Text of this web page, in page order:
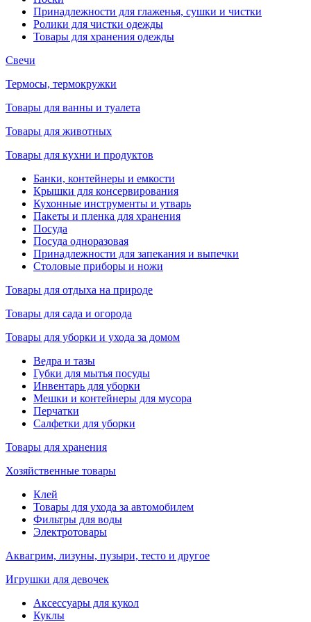
Принадлежности для глаженья, сушки и чистки
Ролики для чистки одежды
Товары для хранения одежды
Свечи
Термосы, термокружки
Товары для ванны и туалета
Товары для животных
Товары для кухни и продуктов
Банки, контейнеры и емкости
Крышки для консервирования
Кухонные инструменты и утварь
Пакеты и пленка для хранения
Посуда
Посуда одноразовая
Принадлежности для запекания и выпечки
Столовые приборы и ножи
Товары для отдыха на природе
Товары для сада и огорода
Товары для уборки и ухода за домом
Ведра и тазы
Губки для мытья посуды
Инвентарь для уборки
Мешки и контейнеры для мусора
Перчатки
Салфетки для уборки
Товары для хранения
Хозяйственные товары
Клей
Товары для ухода за автомобилем
Фильтры для воды
Электротовары
Аквагрим, лизуны, пузыри, тесто и другое
Игрушки для девочек
Аксессуары для кукол
Куклы